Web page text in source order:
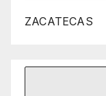
ZACATECAS